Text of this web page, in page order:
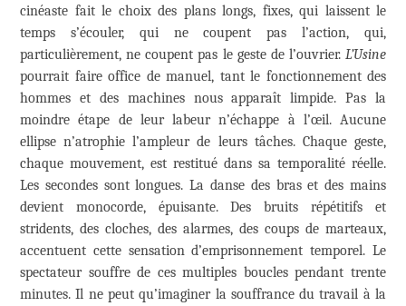
cinéaste fait le choix des plans longs, fixes, qui laissent le
temps s’écouler, qui ne coupent pas l’action, qui,
particulièrement, ne coupent pas le geste de l’ouvrier. L’Usine
pourrait faire office de manuel, tant le fonctionnement des
hommes et des machines nous apparaît limpide. Pas la
moindre étape de leur labeur n’échappe à l’œil. Aucune
ellipse n’atrophie l’ampleur de leurs tâches. Chaque geste,
chaque mouvement, est restitué dans sa temporalité réelle.
Les secondes sont longues. La danse des bras et des mains
devient monocorde, épuisante. Des bruits répétitifs et
stridents, des cloches, des alarmes, des coups de marteaux,
accentuent cette sensation d’emprisonnement temporel. Le
spectateur souffre de ces multiples boucles pendant trente
minutes. Il ne peut qu’imaginer la souffrance du travail à la